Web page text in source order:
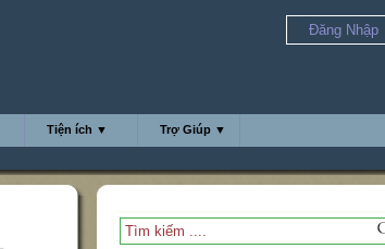
Đăng Nhập
Tiện ích ▼ Trợ Giúp ▼